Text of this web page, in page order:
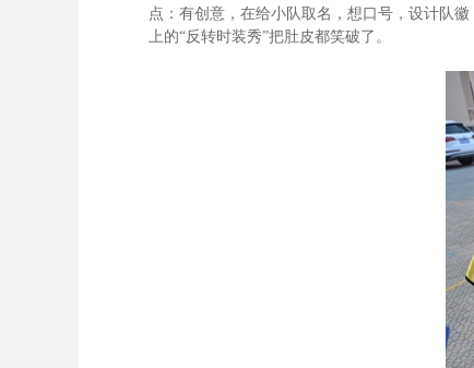
点：有创意，在给小队取名，想口号，设计队
上的“反转时装秀”把肚皮都笑破了。